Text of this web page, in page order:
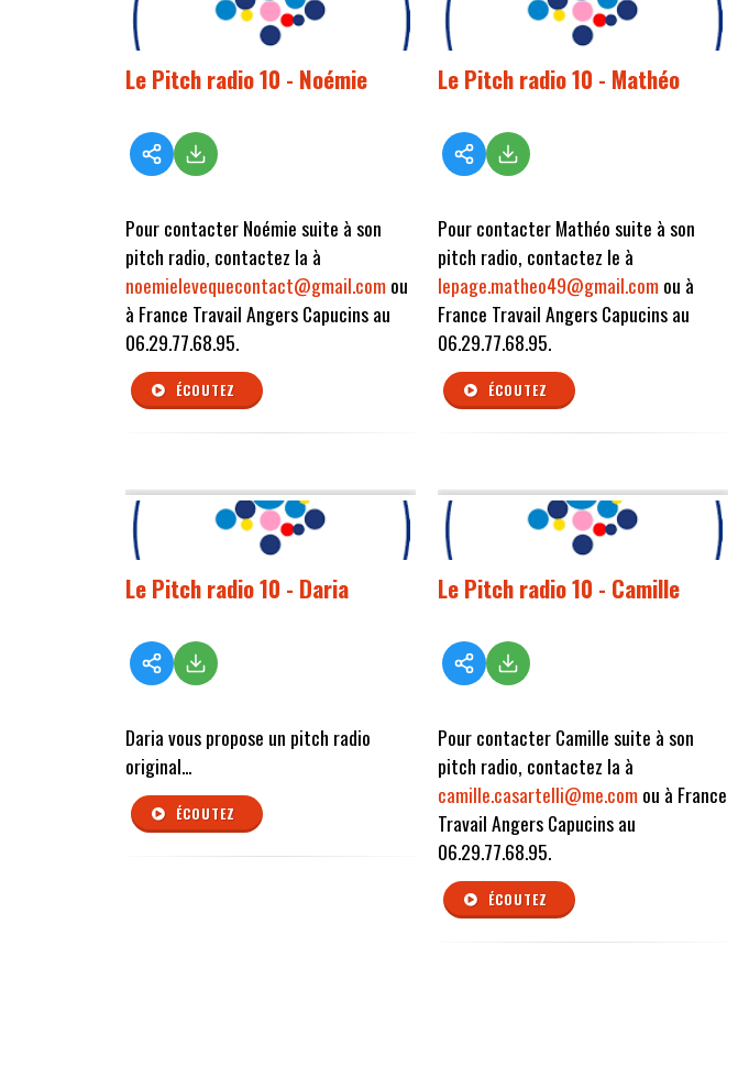
Le Pitch radio 10 - Noémie
Pour contacter Noémie suite à son
pitch radio, contactez la à
noemielevequecontact@gmail.comou
à France Travail Angers Capucins au
06.29.77.68.95.
ÉCOUTEZ
Le Pitch radio 10 - Mathéo
Pour contacter Mathéo suite à son
pitch radio, contactez le à
lepage.matheo49@gmail.comou à
France Travail Angers Capucins au
06.29.77.68.95.
ÉCOUTEZ
Le Pitch radio 10 - Daria
Daria vous propose un pitch radio
original...
ÉCOUTEZ
Le Pitch radio 10 - Camille
Pour contacter Camille suite à son
pitch radio, contactez la à
camille.casartelli@me.comou à France
Travail Angers Capucins au
06.29.77.68.95.
ÉCOUTEZ